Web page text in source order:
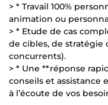
> * Travail 100%
animation ou
> * Etude de cas
de cibles, de stratégie
concurrents).
> * Une **réponse
conseils et assistance
à l’écoute de vos